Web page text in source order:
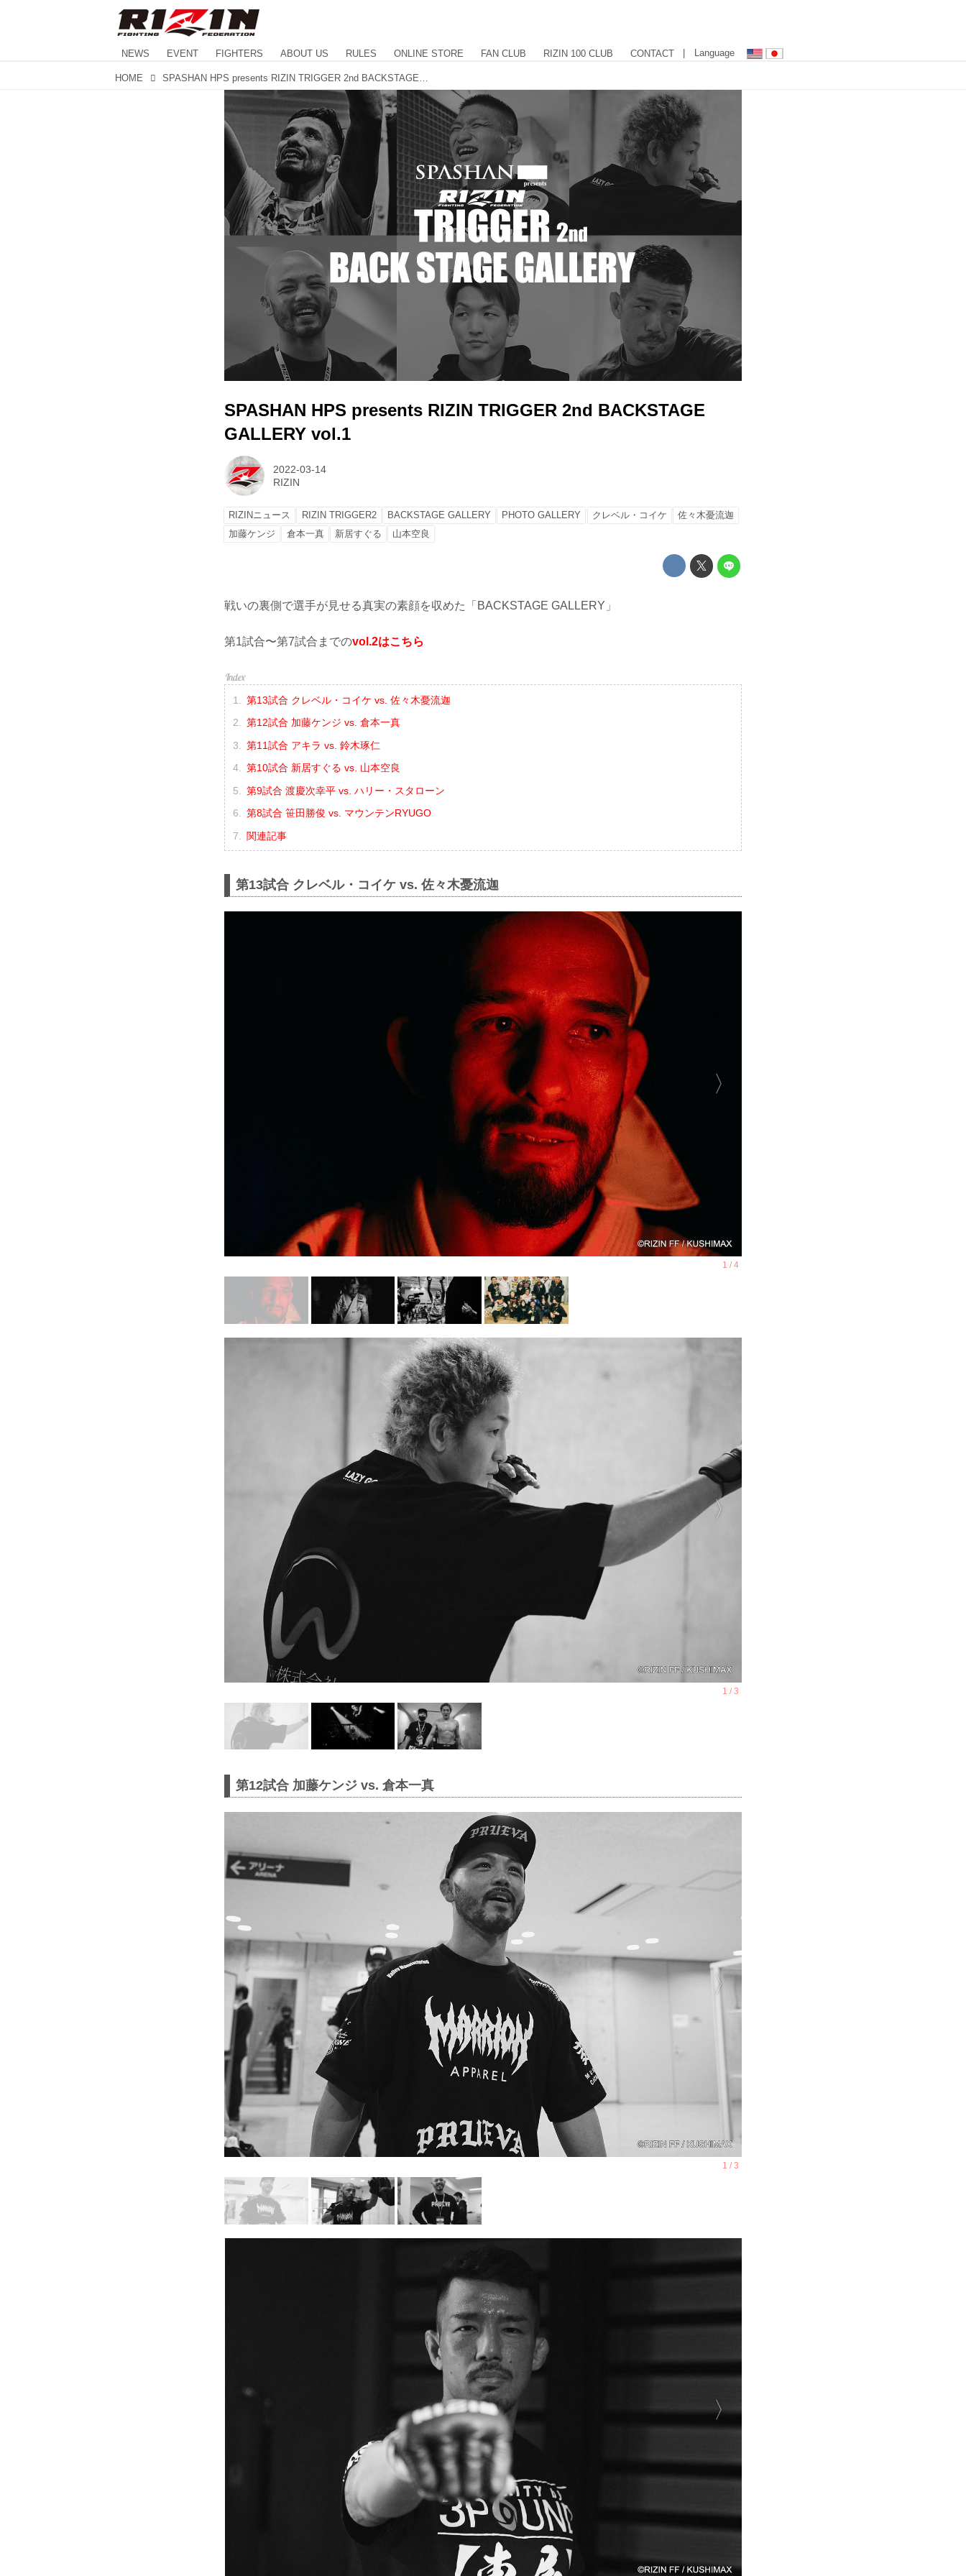
NEWS EVENT FIGHTERS ABOUT US RULES ONLINE STORE FAN CLUB RIZIN 100 CLUB CONTACT | Language
HOME
SPASHAN HPS presents RIZIN TRIGGER 2nd BACKSTAGE
GALLERY vol.1
2022-03-14
RIZIN
RIZINニュース RIZIN TRIGGER2 BACKSTAGE GALLERY PHOTO GALLERY クレベル・コイケ
佐々木憂流迦
加藤ケンジ
倉本一真 新居すぐる 山本空良
戦いの裏側で選手が見せる真実の素顔を収めた「BACKSTAGE GALLERY」
第1試合〜第7試合までのvol.2はこちら
第13試合 クレベル・コイケ vs. 佐々木憂流迦
第12試合 加藤ケンジ vs. 倉本一真
第11試合 アキラ vs. 鈴木琢仁
第10試合 新居すぐる vs. 山本空良
第9試合 渡慶次幸平 vs. ハリー・スタローン
第8試合 笹田勝俊 vs. マウンテンRYUGO
関連記事
第13試合 クレベル・コイケ vs. 佐々木憂流迦
第12試合 加藤ケンジ vs. 倉本一真